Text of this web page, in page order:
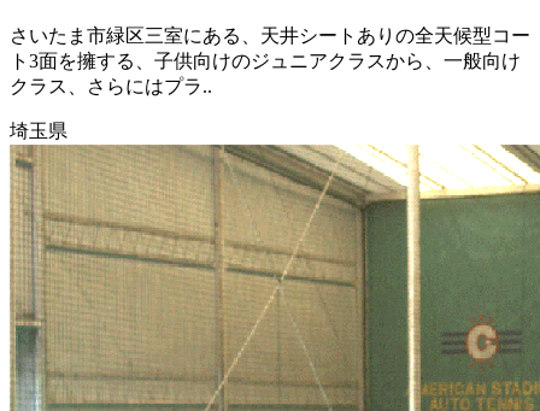
さいたま市緑区三室にある、天井シートありの全天候型コー
ト3面を擁する、子供向けのジュニアクラスから、一般向け
クラス、さらにはプラ..
埼玉県